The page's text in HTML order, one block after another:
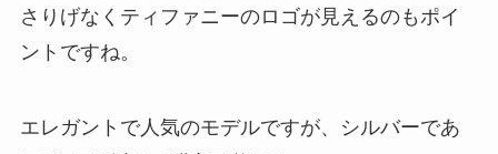
さりげなくティファニーのロゴが見えるのもポイ
ントですね。
エレガントで人気のモデルですが、シルバーであ